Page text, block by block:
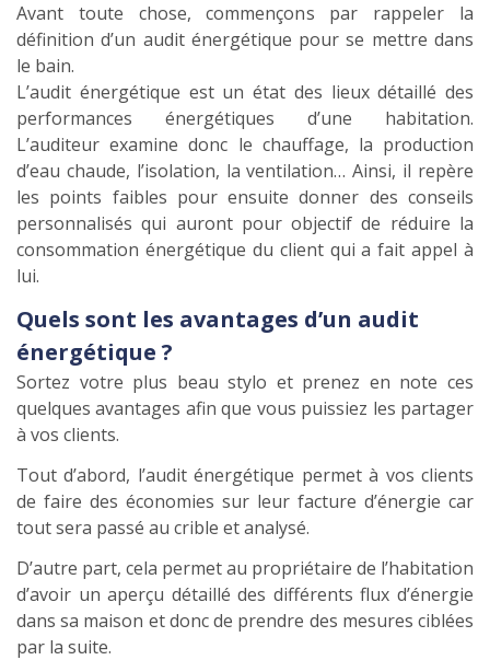
Avant toute chose, commençons par rappeler la
définition d’un audit énergétique pour se mettre dans
le bain.
L’audit énergétique est un état des lieux détaillé des
performances énergétiques d’une habitation.
L’auditeur examine donc le chauffage, la production
d’eau chaude, l’isolation, la ventilation… Ainsi, il repère
les points faibles pour ensuite donner des conseils
personnalisés qui auront pour objectif de réduire la
consommation énergétique du client qui a fait appel à
lui.
Quels sont les avantages d’un audit
énergétique ?
Sortez votre plus beau stylo et prenez en note ces
quelques avantages afin que vous puissiez les partager
à vos clients.
Tout d’abord, l’audit énergétique permet à vos clients
de faire des économies sur leur facture d’énergie car
tout sera passé au crible et analysé.
D’autre part, cela permet au propriétaire de l’habitation
d’avoir un aperçu détaillé des différents flux d’énergie
dans sa maison et donc de prendre des mesures ciblées
par la suite.